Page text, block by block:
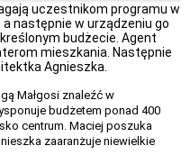
uczestnikom programu w
następnie w urządzeniu go
budżecie. Agent
mieszkania. Następnie
Agnieszka.
Małgosi znaleźć w
budżetem ponad 400
centrum. Maciej poszuka
zaaranżuje niewielkie